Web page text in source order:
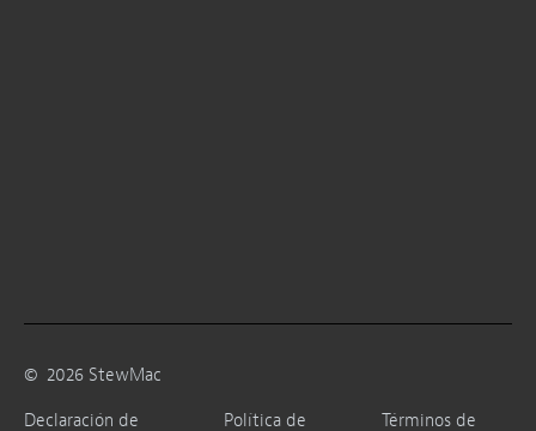
© 2026 StewMac
Declaración de
Política de Términos de